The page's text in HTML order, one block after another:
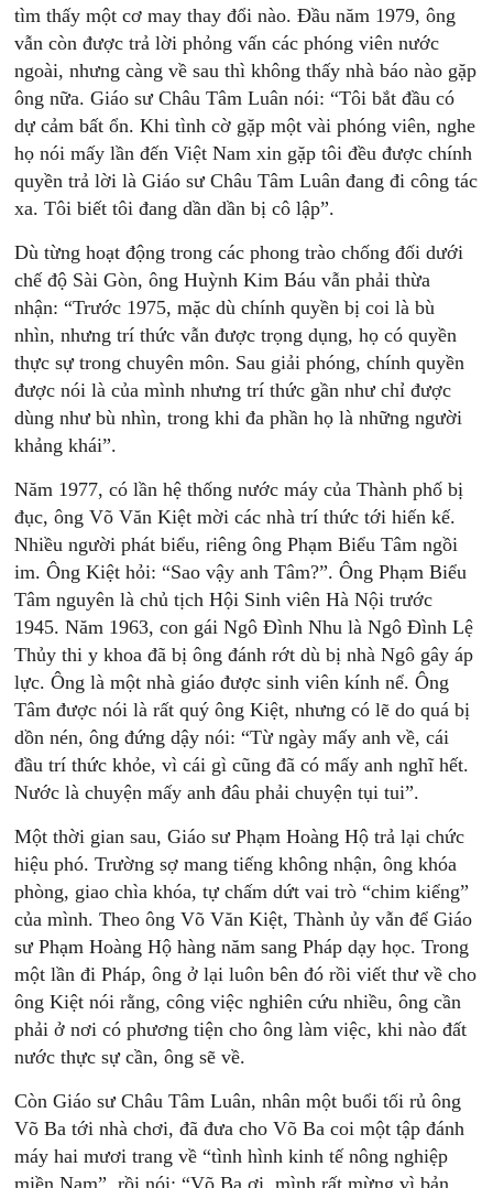
tìm thấy một cơ may thay đổi nào. Đầu năm 1979, ông
vẫn còn được trả lời phỏng vấn các phóng viên nước
ngoài, nhưng càng về sau thì không thấy nhà báo nào gặp
ông nữa. Giáo sư Châu Tâm Luân nói: “Tôi bắt đầu có
dự cảm bất ổn. Khi tình cờ gặp một vài phóng viên, nghe
họ nói mấy lần đến Việt Nam xin gặp tôi đều được chính
quyền trả lời là Giáo sư Châu Tâm Luân đang đi công tác
xa. Tôi biết tôi đang dần dần bị cô lập”.
Dù từng hoạt động trong các phong trào chống đối dưới
chế độ Sài Gòn, ông Huỳnh Kim Báu vẫn phải thừa
nhận: “Trước 1975, mặc dù chính quyền bị coi là bù
nhìn, nhưng trí thức vẫn được trọng dụng, họ có quyền
thực sự trong chuyên môn. Sau giải phóng, chính quyền
được nói là của mình nhưng trí thức gần như chỉ được
dùng như bù nhìn, trong khi đa phần họ là những người
khảng khái”.
Năm 1977, có lần hệ thống nước máy của Thành phố bị
đục, ông Võ Văn Kiệt mời các nhà trí thức tới hiến kế.
Nhiều người phát biểu, riêng ông Phạm Biểu Tâm ngồi
im. Ông Kiệt hỏi: “Sao vậy anh Tâm?”. Ông Phạm Biểu
Tâm nguyên là chủ tịch Hội Sinh viên Hà Nội trước
1945. Năm 1963, con gái Ngô Đình Nhu là Ngô Đình Lệ
Thủy thi y khoa đã bị ông đánh rớt dù bị nhà Ngô gây áp
lực. Ông là một nhà giáo được sinh viên kính nể. Ông
Tâm được nói là rất quý ông Kiệt, nhưng có lẽ do quá bị
dồn nén, ông đứng dậy nói: “Từ ngày mấy anh về, cái
đầu trí thức khỏe, vì cái gì cũng đã có mấy anh nghĩ hết.
Nước là chuyện mấy anh đâu phải chuyện tụi tui”.
Một thời gian sau, Giáo sư Phạm Hoàng Hộ trả lại chức
hiệu phó. Trường sợ mang tiếng không nhận, ông khóa
phòng, giao chìa khóa, tự chấm dứt vai trò “chim kiểng”
của mình. Theo ông Võ Văn Kiệt, Thành ủy vẫn để Giáo
sư Phạm Hoàng Hộ hàng năm sang Pháp dạy học. Trong
một lần đi Pháp, ông ở lại luôn bên đó rồi viết thư về cho
ông Kiệt nói rằng, công việc nghiên cứu nhiều, ông cần
phải ở nơi có phương tiện cho ông làm việc, khi nào đất
nước thực sự cần, ông sẽ về.
Còn Giáo sư Châu Tâm Luân, nhân một buổi tối rủ ông
Võ Ba tới nhà chơi, đã đưa cho Võ Ba coi một tập đánh
máy hai mươi trang về “tình hình kinh tế nông nghiệp
miền Nam”, rồi nói: “Võ Ba ơi, mình rất mừng vì bản